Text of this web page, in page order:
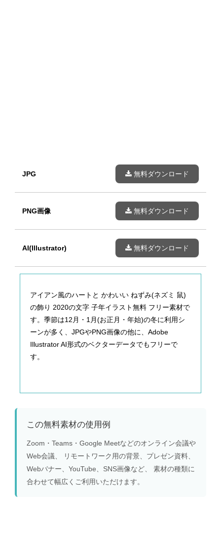
JPG 無料ダウンロード
PNG画像 無料ダウンロード
AI(Illustrator) 無料ダウンロード
アイアン風のハートと かわいい ねずみ(ネズミ 鼠)
の飾り 2020の文字 子年イラスト無料 フリー素材で
す。季節は12月・1月(お正月・年始)の冬に利用シ
ーンが多く、JPGやPNG画像の他に、Adobe
Illustrator AI形式のベクターデータでもフリーで
す。
この無料素材の使用例
Zoom・Teams・Google Meetなどのオンライン会議や
Web会議、 リモートワーク用の背景、プレゼン資料、
Webバナー、YouTube、SNS画像など、 素材の種類に
合わせて幅広くご利用いただけます。